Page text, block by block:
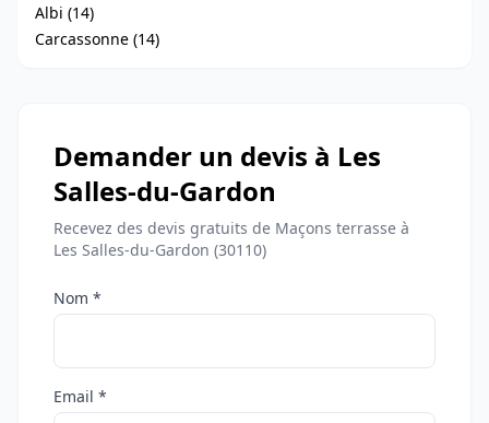
Albi (14)
Carcassonne (14)
Demander un devis à Les
Salles-du-Gardon
Recevez des devis gratuits de Maçons terrasse à
Les Salles-du-Gardon (30110)
Nom *
Email *